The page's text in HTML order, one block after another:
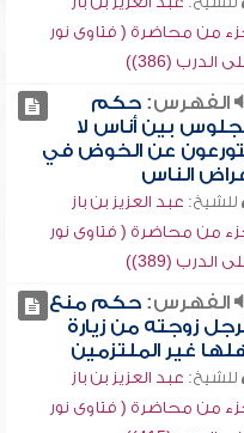
من محاضرة ( فتاوى نور
الدرب (386))
الفهرس:حكم
بين أناس لا
عن الخوض في
الناس
للشيخ: عبد العزيز بن باز
من محاضرة ( فتاوى نور
الدرب (389))
الفهرس:حكم منع
زوجته من زيارة
غير الملتزمين
للشيخ: عبد العزيز بن باز
من محاضرة ( فتاوى نور